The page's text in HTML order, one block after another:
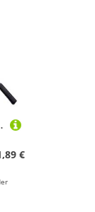
Angelkescher Groß 165cm
€